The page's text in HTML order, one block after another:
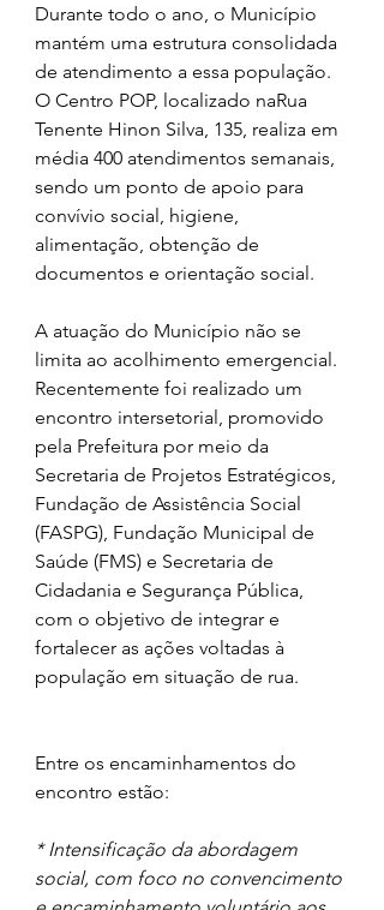
Durante todo o ano, o Município
mantém uma estrutura consolidada
de atendimento a essa população.
O Centro POP, localizado naRua
Tenente Hinon Silva, 135, realiza em
média 400 atendimentos semanais,
sendo um ponto de apoio para
convívio social, higiene,
alimentação, obtenção de
documentos e orientação social.
A atuação do Município não se
limita ao acolhimento emergencial.
Recentemente foi realizado um
encontro intersetorial, promovido
pela Prefeitura por meio da
Secretaria de Projetos Estratégicos,
Fundação de Assistência Social
(FASPG), Fundação Municipal de
Saúde (FMS) e Secretaria de
Cidadania e Segurança Pública,
com o objetivo de integrar e
fortalecer as ações voltadas à
população em situação de rua.
Entre os encaminhamentos do
encontro estão:
* Intensificação da abordagem
social, com foco no convencimento